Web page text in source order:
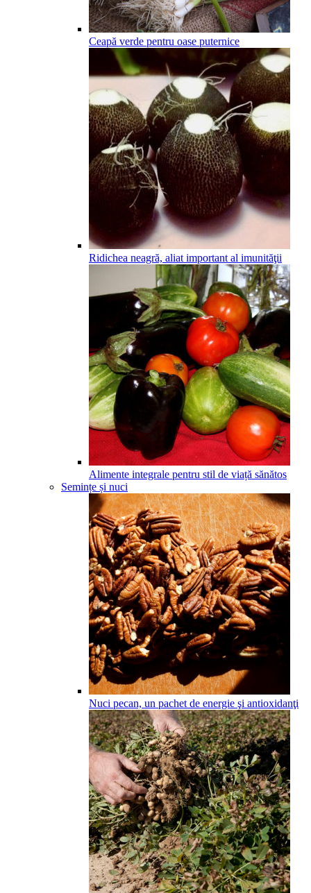
Ceapă verde pentru oase puternice
Ridichea neagră, aliat important al imunităţii
Alimente integrale pentru stil de viață sănătos
Semințe și nuci
Nuci pecan, un pachet de energie şi antioxidanţi